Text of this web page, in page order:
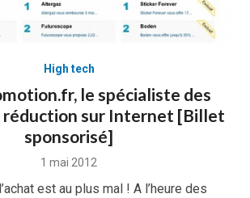
High tech
le spécialiste des
réduction sur Internet [Billet
sponsorisé]
Posted
1 mai 2012
est au plus mal ! A l’heure des